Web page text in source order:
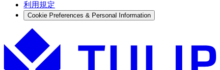
利用規定
Cookie Preferences & Personal Information